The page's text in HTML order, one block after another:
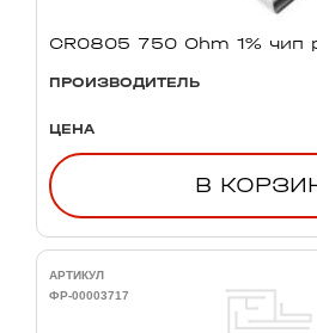
CR0805 750 Ohm 1% чип
ПРОИЗВОДИТЕЛЬ
ЦЕНА
В
АРТИКУЛ
ФР-00003717